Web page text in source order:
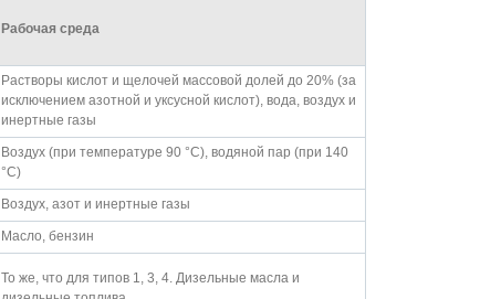
Рабочая среда
Растворы кислот и щелочей массовой долей до 20% (за
исключением азотной и уксусной кислот), вода, воздух и
инертные газы
Воздух (при температуре 90 °С), водяной пар (при 140
°С)
Воздух, азот и инертные газы
Масло, бензин
То же, что для типов 1, 3, 4. Дизельные масла и